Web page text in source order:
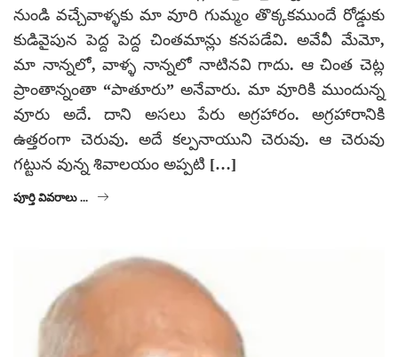
నుండి వచ్చేవాళ్ళకు మా వూరి గుమ్మం తొక్కకముందే రోడ్డుకు
కుడివైపున పెద్ద పెద్ద చింతమాన్లు కనపడేవి. అవేవీ మేమో,
మా నాన్నలో, వాళ్ళ నాన్నలో నాటినవి గాదు. ఆ చింత చెట్ల
ప్రాంతాన్నంతా “పాతూరు” అనేవారు. మా వూరికి ముందున్న
వూరు అదే. దాని అసలు పేరు అగ్రహారం. అగ్రహారానికి
ఉత్తరంగా చెరువు. అదే కల్పనాయుని చెరువు. ఆ చెరువు
గట్టున వున్న శివాలయం అప్పటి […]
పూర్తి వివరాలు ...